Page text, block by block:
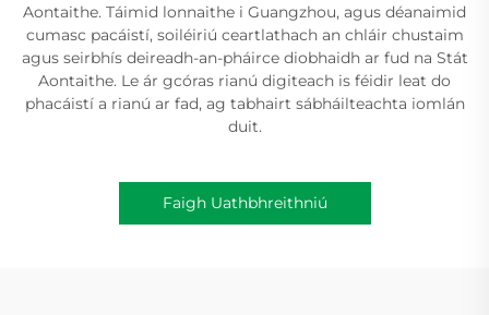
Aontaithe. Táimid lonnaithe i Guangzhou, agus déanaimid
cumasc pacáistí, soiléiriú ceartlathach an chláir chustaim
agus seirbhís deireadh-an-pháirce diobhaidh ar fud na Stát
Aontaithe. Le ár gcóras rianú digiteach is féidir leat do
phacáistí a rianú ar fad, ag tabhairt sábháilteachta iomlán
duit.
Faigh Uathbhreithniú